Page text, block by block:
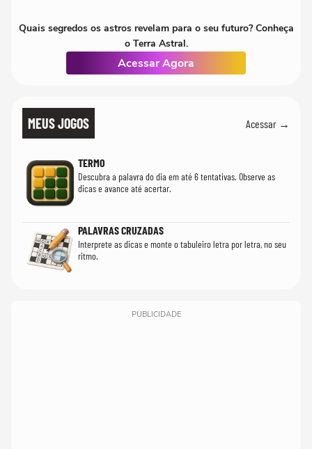
Quais segredos os astros revelam para o seu futuro? Conheça
o Terra Astral.
Acessar Agora
MEUS JOGOS Acessar →
TERMO
Descubra a palavra do dia em até 6 tentativas. Observe as
dicas e avance até acertar.
PALAVRAS CRUZADAS
Interprete as dicas e monte o tabuleiro letra por letra, no seu
ritmo.
PUBLICIDADE